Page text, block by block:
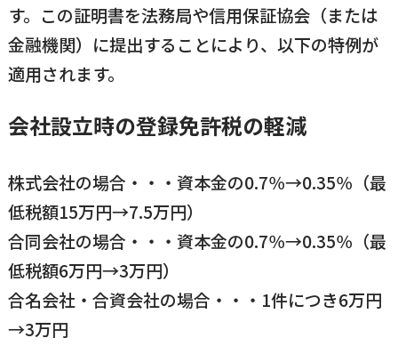
す。この証明書を法務局や信用保証協会（または
金融機関）に提出することにより、以下の特例が
適用されます。
会社設立時の登録免許税の軽減
株式会社の場合・・・資本金の0.7％→0.35％（最
低税額15万円→7.5万円）
合同会社の場合・・・資本金の0.7％→0.35％（最
低税額6万円→3万円）
合名会社・合資会社の場合・・・1件につき6万円
→3万円